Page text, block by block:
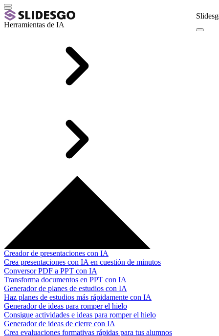
Herramientas de IA
Creador de presentaciones con IA
Crea presentaciones con IA en cuestión de minutos
Conversor PDF a PPT con IA
Transforma documentos en PPT con IA
Generador de planes de estudios con IA
Haz planes de estudios más rápidamente con IA
Generador de ideas para romper el hielo
Consigue actividades e ideas para romper el hielo
Generador de ideas de cierre con IA
Crea evaluaciones formativas rápidas para tus alumnos